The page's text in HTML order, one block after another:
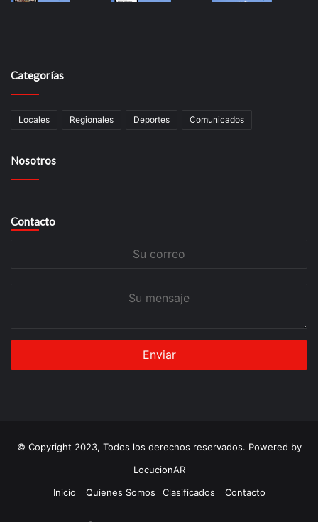
Categorías
Locales Regionales Deportes Comunicados
Nosotros
Contacto
© Copyright 2023, Todos los derechos reservados. Powered by
LocucionAR
Inicio
Quienes Somos Clasificados Contacto